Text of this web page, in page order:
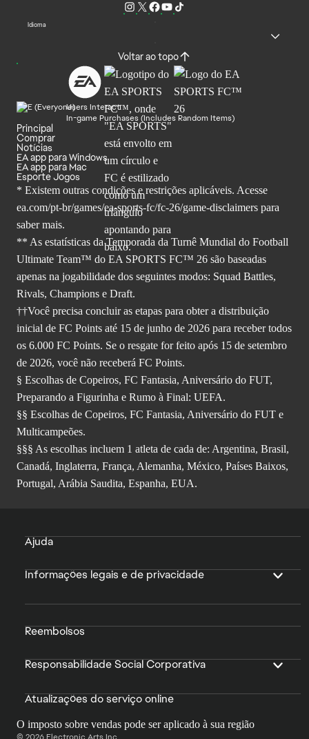
Idioma
Voltar ao topo
Users Interact
In-game Purchases (Includes Random Items)
Principal
Comprar
Notícias
EA app para Windows
EA app para Mac
Esporte Jogos
* Existem outras condições e restrições aplicáveis. Acesse
ea.com/pt-br/games/ea-sports-fc/fc-26/game-disclaimers para
saber mais.
** As estatísticas da Temporada da Turnê Mundial do Football
Ultimate Team™ do EA SPORTS FC™ 26 são baseadas
apenas na jogabilidade dos seguintes modos: Squad Battles,
Rivals, Champions e Draft.
††Você precisa concluir as etapas para obter a distribuição
inicial de FC Points até 15 de junho de 2026 para receber todos
os 6.000 FC Points. Se o resgate for feito após 15 de setembro
de 2026, você não receberá FC Points.
§ Escolhas de Copeiros, FC Fantasia, Aniversário do FUT,
Preparando a Figurinha e Rumo à Final: UEFA.
§§ Escolhas de Copeiros, FC Fantasia, Aniversário do FUT e
Multicampeões.
§§§ As escolhas incluem 1 atleta de cada de: Argentina, Brasil,
Canadá, Inglaterra, França, Alemanha, México, Países Baixos,
Portugal, Arábia Saudita, Espanha, EUA.
Ajuda
Informações legais e de privacidade
Reembolsos
Responsabilidade Social Corporativa
Atualizações do serviço online
O imposto sobre vendas pode ser aplicado à sua região
© 2026 Electronic Arts Inc.